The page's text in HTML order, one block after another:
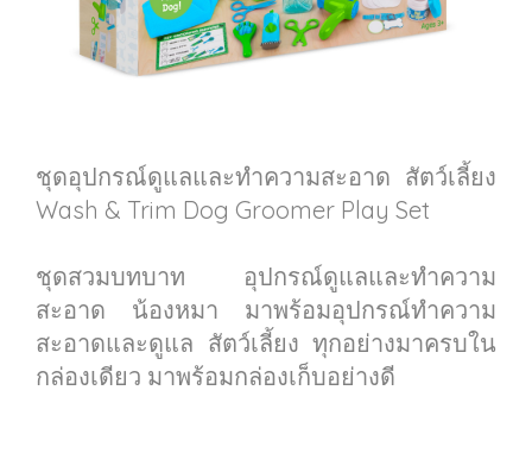
ชุดอุปกรณ์ดูแลและทำความสะอาด สัตว์เลี้ยง
Wash & Trim Dog Groomer Play Set
ชุดสวมบทบาท อุปกรณ์ดูแลและทำความ
สะอาด น้องหมา มาพร้อมอุปกรณ์ทำความ
สะอาดและดูแล สัตว์เลี้ยง ทุกอย่างมาครบใน
กล่องเดียว มาพร้อมกล่องเก็บอย่างดี